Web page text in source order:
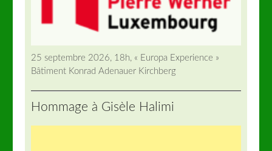
25 septembre 2026, 18h, « Europa Experience »
Bâtiment Konrad Adenauer Kirchberg
Hommage à Gisèle Halimi